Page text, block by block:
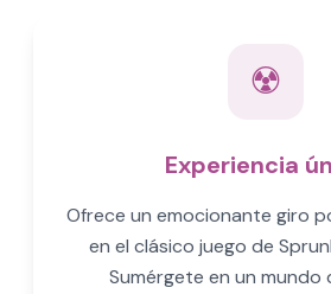
☢️
Experiencia
Ofrece un emocionante giro
en el clásico juego de
Sumérgete en un mundo